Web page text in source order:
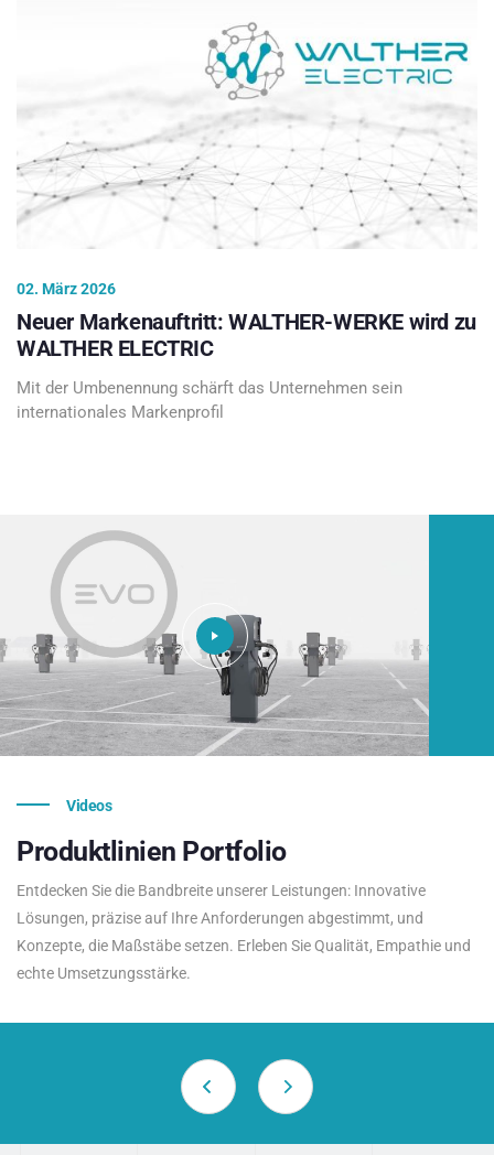
02. März 2026
Neuer Markenauftritt: WALTHER-WERKE wird zu
WALTHER ELECTRIC
Mit der Umbenennung schärft das Unternehmen sein
internationales Markenprofil
Videos
Produktlinien Portfolio
Entdecken Sie die Bandbreite unserer Leistungen: Innovative
Lösungen, präzise auf Ihre Anforderungen abgestimmt, und
Konzepte, die Maßstäbe setzen. Erleben Sie Qualität, Empathie und
echte Umsetzungsstärke.